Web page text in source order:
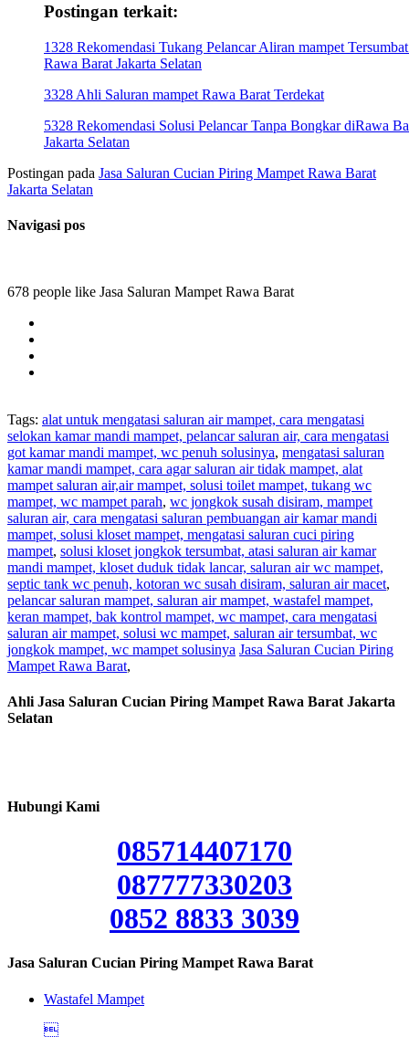
Postingan terkait:
1328 Rekomendasi Tukang Pelancar Aliran mampet
Rawa Barat Jakarta Selatan
3328 Ahli Saluran mampet Rawa Barat Terdekat
5328 Rekomendasi Solusi Pelancar Tanpa Bongkar diRawa
Jakarta Selatan
Postingan pada Jasa Saluran Cucian Piring Mampet Rawa Barat
Jakarta Selatan
Navigasi pos
678 people like Jasa Saluran Mampet Rawa Barat
Tags: alat untuk mengatasi saluran air mampet, cara mengatasi
selokan kamar mandi mampet, pelancar saluran air, cara mengatasi
got kamar mandi mampet, wc penuh solusinya, mengatasi saluran
kamar mandi mampet, cara agar saluran air tidak mampet, alat
mampet saluran air,air mampet, solusi toilet mampet, tukang wc
mampet, wc mampet parah, wc jongkok susah disiram, mampet
saluran air, cara mengatasi saluran pembuangan air kamar mandi
mampet, solusi kloset mampet, mengatasi saluran cuci piring
mampet, solusi kloset jongkok tersumbat, atasi saluran air kamar
mandi mampet, kloset duduk tidak lancar, saluran air wc mampet,
septic tank wc penuh, kotoran wc susah disiram, saluran air macet,
pelancar saluran mampet, saluran air mampet, wastafel mampet,
keran mampet, bak kontrol mampet, wc mampet, cara mengatasi
saluran air mampet, solusi wc mampet, saluran air tersumbat, wc
jongkok mampet, wc mampet solusinya Jasa Saluran Cucian Piring
Mampet Rawa Barat,
Ahli Jasa Saluran Cucian Piring Mampet Rawa Barat Jakarta
Selatan
Hubungi Kami
085714407170
087777330203
0852 8833 3039
Jasa Saluran Cucian Piring Mampet Rawa Barat
Wastafel Mampet
